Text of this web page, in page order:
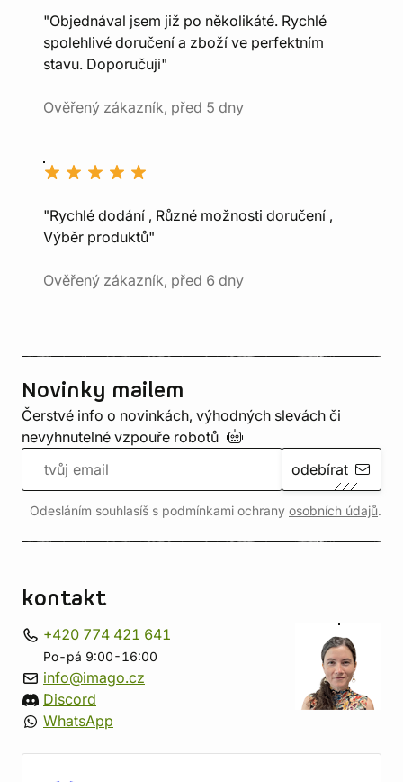
"Objednával jsem již po několikáté. Rychlé
spolehlivé doručení a zboží ve perfektním
stavu. Doporučuji"
Ověřený zákazník, před 5 dny
"Rychlé dodání , Různé možnosti doručení ,
Výběr produktů"
Ověřený zákazník, před 6 dny
Novinky mailem
Čerstvé info o novinkách, výhodných slevách či
nevyhnutelné vzpouře robotů
odebírat
Odesláním souhlasíš s podmínkami ochrany osobních údajů.
kontakt
+420 774 421 641
Po-pá 9:00-16:00
info@imago.cz
Discord
WhatsApp